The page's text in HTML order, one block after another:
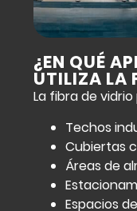
¿EN QUÉ
UTILIZA LA
La fibra de
Techos
Cubiertas
Áreas de
Espacios